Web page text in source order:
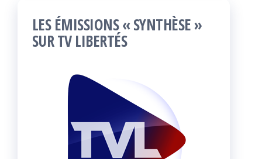
LES ÉMISSIONS « SYNTHÈSE »
SUR TV LIBERTÉS